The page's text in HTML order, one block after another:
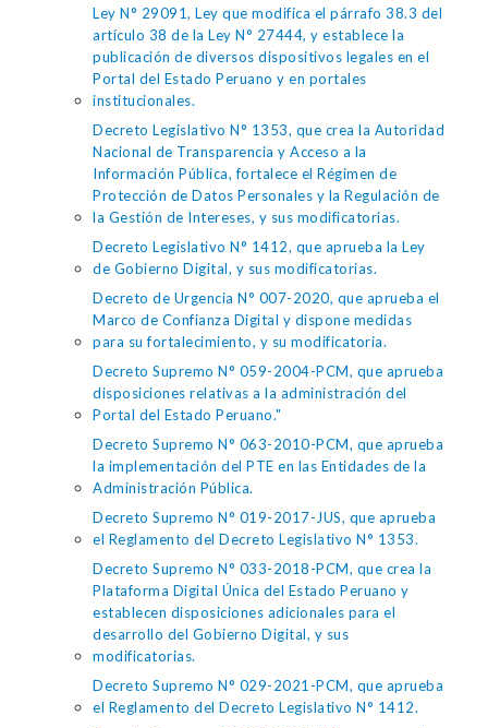
Ley N° 29091, Ley que modifica el párrafo 38.3 del
artículo 38 de la Ley N° 27444, y establece la
publicación de diversos dispositivos legales en el
Portal del Estado Peruano y en portales
institucionales.
Decreto Legislativo N° 1353, que crea la Autoridad
Nacional de Transparencia y Acceso a la
Información Pública, fortalece el Régimen de
Protección de Datos Personales y la Regulación de
la Gestión de Intereses, y sus modificatorias.
Decreto Legislativo N° 1412, que aprueba la Ley
de Gobierno Digital, y sus modificatorias.
Decreto de Urgencia N° 007-2020, que aprueba el
Marco de Confianza Digital y dispone medidas
para su fortalecimiento, y su modificatoria.
Decreto Supremo N° 059-2004-PCM, que aprueba
disposiciones relativas a la administración del
Portal del Estado Peruano."
Decreto Supremo N° 063-2010-PCM, que aprueba
la implementación del PTE en las Entidades de la
Administración Pública.
Decreto Supremo N° 019-2017-JUS, que aprueba
el Reglamento del Decreto Legislativo N° 1353.
Decreto Supremo N° 033-2018-PCM, que crea la
Plataforma Digital Única del Estado Peruano y
establecen disposiciones adicionales para el
desarrollo del Gobierno Digital, y sus
modificatorias.
Decreto Supremo N° 029-2021-PCM, que aprueba
el Reglamento del Decreto Legislativo N° 1412.